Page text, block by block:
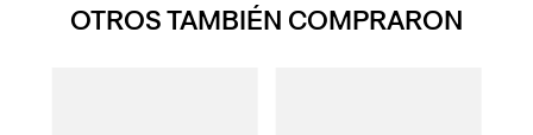
estrellas,
valorOTROS TAMBIÉN COMPRARON